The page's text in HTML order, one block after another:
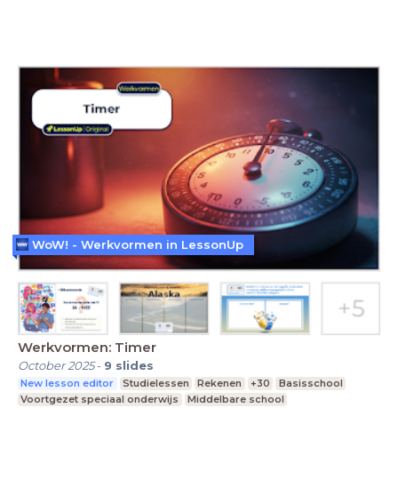
Werkvormen: Timer
October 2025- 9 slides
New lesson editor Studielessen Rekenen +30
Basisschool
Voortgezet speciaal onderwijs
Middelbare school
WoW! - Werkvormen in LessonUp